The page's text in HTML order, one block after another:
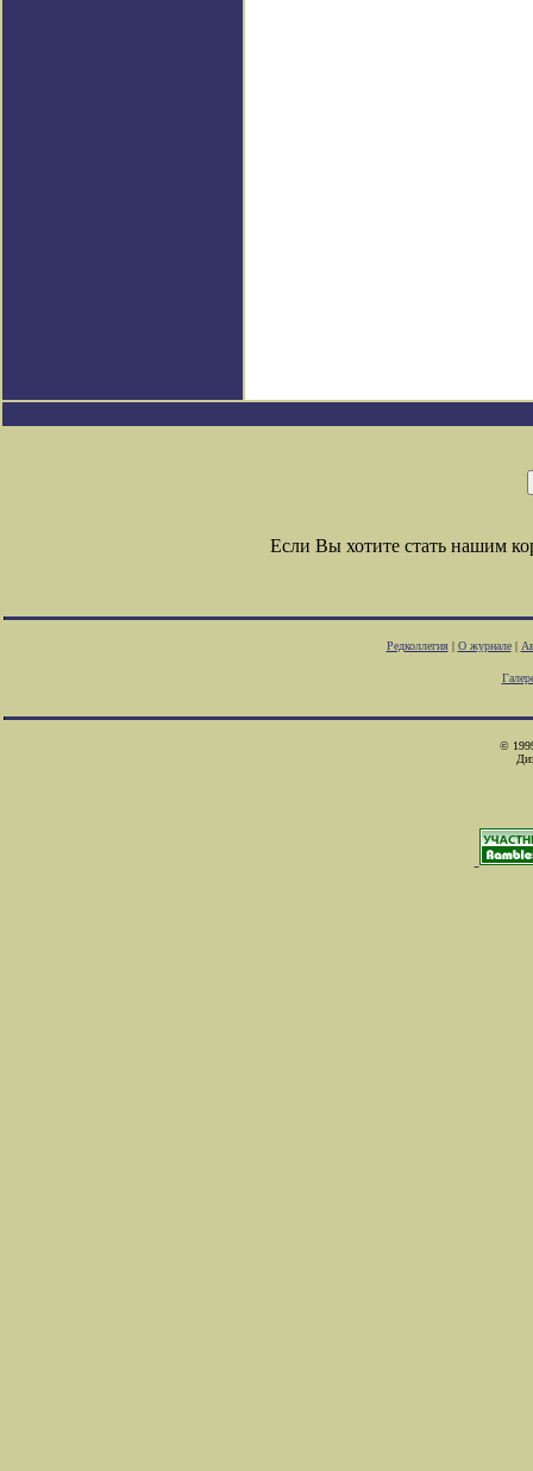
Если Вы хотите стать нашим
Редколлегия| О журнале|
©